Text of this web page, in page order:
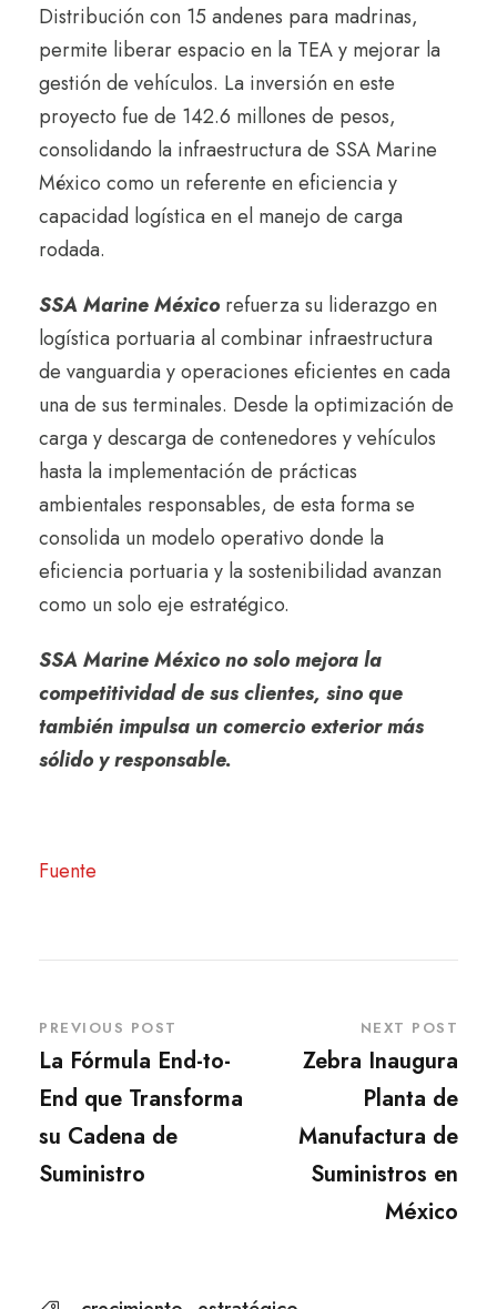
Distribución con 15 andenes para madrinas,
permite liberar espacio en la TEA y mejorar la
gestión de vehículos. La inversión en este
proyecto fue de 142.6 millones de pesos,
consolidando la infraestructura de SSA Marine
México como un referente en eficiencia y
capacidad logística en el manejo de carga
rodada.
SSA Marine México refuerza su liderazgo en
logística portuaria al combinar infraestructura
de vanguardia y operaciones eficientes en cada
una de sus terminales. Desde la optimización de
carga y descarga de contenedores y vehículos
hasta la implementación de prácticas
ambientales responsables, de esta forma se
consolida un modelo operativo donde la
eficiencia portuaria y la sostenibilidad avanzan
como un solo eje estratégico.
SSA Marine México no solo mejora la
competitividad de sus clientes, sino que
también impulsa un comercio exterior más
sólido y responsable.
Fuente
PREVIOUS POST
La Fórmula End-to-
End que Transforma
su Cadena de
Suministro
NEXT POST
Zebra Inaugura
Planta de
Manufactura de
Suministros en
México